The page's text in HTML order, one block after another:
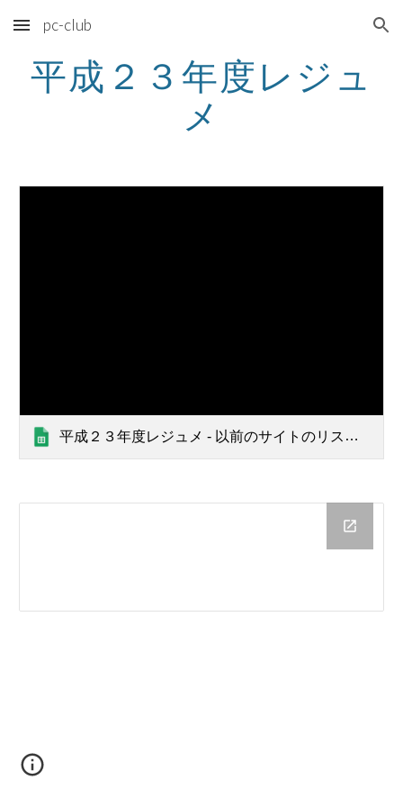
Skip to main content Skip to navigation
pc-club
平成２３年度レジュ
メ
平成２３年度レジュメ - 以前のサイトのリスト ページ